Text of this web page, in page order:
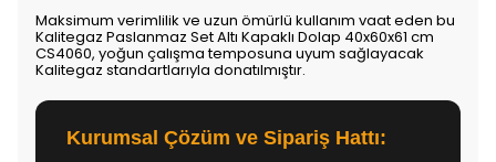
Maksimum verimlilik ve uzun ömürlü kullanım vaat eden bu
Kalitegaz Paslanmaz Set Altı Kapaklı Dolap 40x60x61 cm
CS4060, yoğun çalışma temposuna uyum sağlayacak
Kalitegaz standartlarıyla donatılmıştır.
Kurumsal Çözüm ve Sipariş Hattı: